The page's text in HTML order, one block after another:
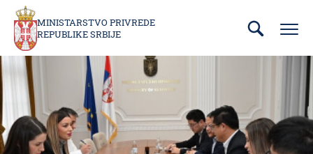
Prebaci
glavni
deo
sadržaja
MINISTARSTVO PRIVREDE
REPUBLIKE SRBIJE